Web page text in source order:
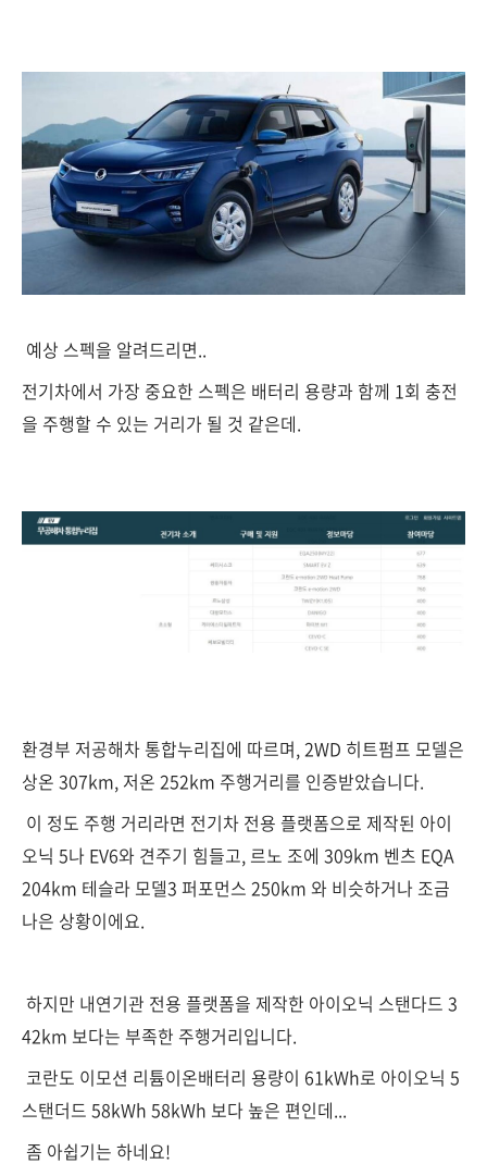
예상 스펙을 알려드리면..
전기차에서 가장 중요한 스펙은 배터리 용량과 함께 1회 충전
을 주행할 수 있는 거리가 될 것 같은데.
환경부 저공해차 통합누리집에 따르며,2WD 히트펌프 모델은
상온 307km, 저온 252km 주행거리를 인증받았습니다.
이 정도 주행 거리라면 전기차 전용 플랫폼으로 제작된 아이
오닉 5나 EV6와 견주기 힘들고, 르노 조에 309km 벤츠 EQA
204km 테슬라 모델3 퍼포먼스 250km 와 비슷하거나 조금
나은 상황이에요.
하지만 내연기관 전용 플랫폼을 제작한 아이오닉 스탠다드 3
42km 보다는 부족한 주행거리입니다.
코란도 이모션 리튬이온배터리 용량이 61kWh로 아이오닉 5
스탠더드 58kWh 58kWh 보다 높은 편인데...
좀 아쉽기는 하네요!